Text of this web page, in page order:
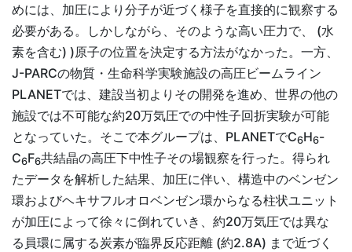
めには、加圧により分子が近づく様子を直接的に観察する
必要がある。しかしながら、そのような高い圧力で、 (水
素を含む) )原子の位置を決定する方法がなかった。一方、
J-PARCの物質・生命科学実験施設の高圧ビームライン
PLANETでは、建設当初よりその開発を進め、世界の他の
施設では不可能な約20万気圧での中性子回折実験が可能
となっていた。そこで本グループは、PLANETでC6H6-
C6F6共結晶の高圧下中性子その場観察を行った。得られ
たデータを解析した結果、加圧に伴い、構造中のベンゼン
環およびヘキサフルオロベンゼン環からなる柱状ユニット
が加圧によって徐々に倒れていき、約20万気圧では異な
る員環に属する炭素が臨界反応距離 (約2.8A) まで近づく